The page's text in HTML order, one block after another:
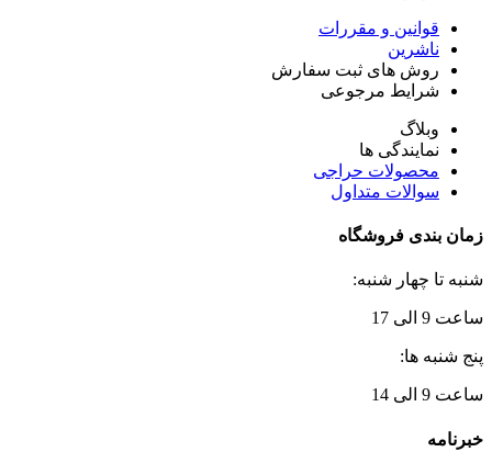
قوانین و مقررات
ناشرین
روش های ثبت سفارش
شرایط مرجوعی
وبلاگ
نمایندگی ها
محصولات حراجی
سوالات متداول
زمان بندی فروشگاه
شنبه تا چهار شنبه:
ساعت 9 الی 17
پنج شنبه ها:
ساعت 9 الی 14
خبرنامه